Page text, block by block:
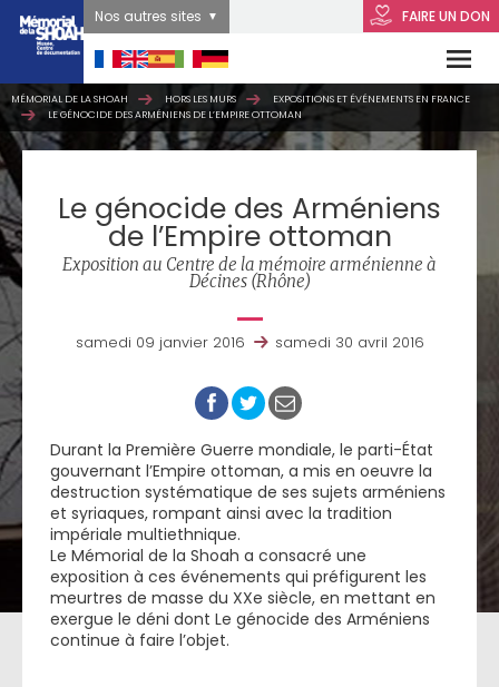
FAIRE UN DON
Nos autres sites
MÉMORIAL DE LA SHOAH HORS LES MURS
EXPOSITIONS ET ÉVÉNEMENTS EN FRANCE
LE GÉNOCIDE DES ARMÉNIENS DE L’EMPIRE OTTOMAN
Le génocide des Arméniens
de l’Empire ottoman
Exposition au Centre de la mémoire arménienne à
Décines (Rhône)
samedi 09 janvier 2016 samedi 30 avril 2016
Durant la Première Guerre mondiale, le parti-État
gouvernant l’Empire ottoman, a mis en oeuvre la
destruction systématique de ses sujets arméniens
et syriaques, rompant ainsi avec la tradition
impériale multiethnique.
Le Mémorial de la Shoah a consacré une
exposition à ces événements qui préfigurent les
meurtres de masse du XXe siècle, en mettant en
exergue le déni dont Le génocide des Arméniens
continue à faire l’objet.